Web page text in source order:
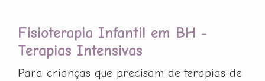
Fisioterapia Infantil em BH -
Terapias Intensivas
Para crianças que precisam de terapias de